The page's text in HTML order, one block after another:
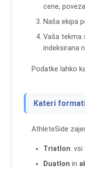
cene,
Naša ekipa
Vaša tekma
indeksirana
Podatke lahko
Kateri
AthleteSide
Triatlon: vsi
Duatlon in